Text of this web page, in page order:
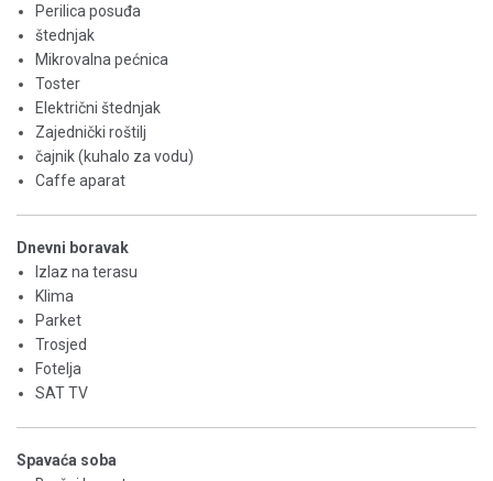
Perilica posuđa
štednjak
Mikrovalna pećnica
Toster
Električni štednjak
Zajednički roštilj
čajnik (kuhalo za vodu)
Caffe aparat
Dnevni boravak
Izlaz na terasu
Klima
Parket
Trosjed
Fotelja
SAT TV
Spavaća soba